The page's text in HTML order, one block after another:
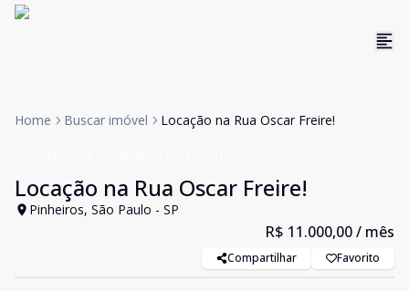
Home Buscar imóvel Locação na Rua Oscar Freire!
Locação na Rua Oscar Freire!
Pinheiros, São Paulo - SP
R$ 11.000,00/ mês
Compartilhar Favorito